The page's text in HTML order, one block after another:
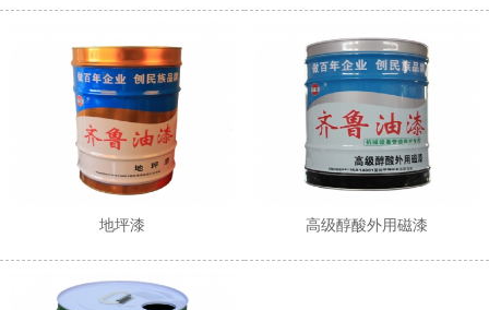
地坪漆 高级醇酸外用磁漆